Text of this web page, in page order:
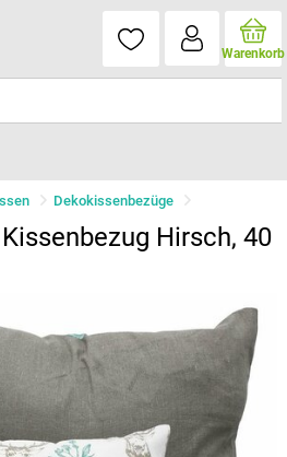
Warenkorb
Dekokissenbezüge
Hirsch, 40